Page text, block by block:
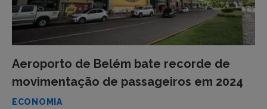
Aeroporto de Belém bate recorde de
movimentação de passageiros em 2024
ECONOMIA